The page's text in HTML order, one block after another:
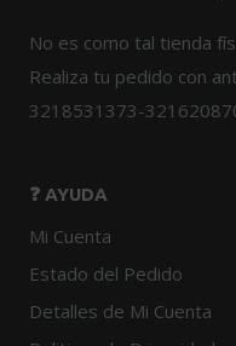
No es como tal tienda
Realiza tu pedido con
3218531373-
❓ AYUDA
Mi Cuenta
Estado del Pedido
Detalles de Mi Cuenta